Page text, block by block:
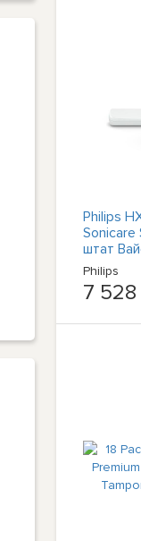
Philips
Sonicare
штат
#1907035
Philips
7 528